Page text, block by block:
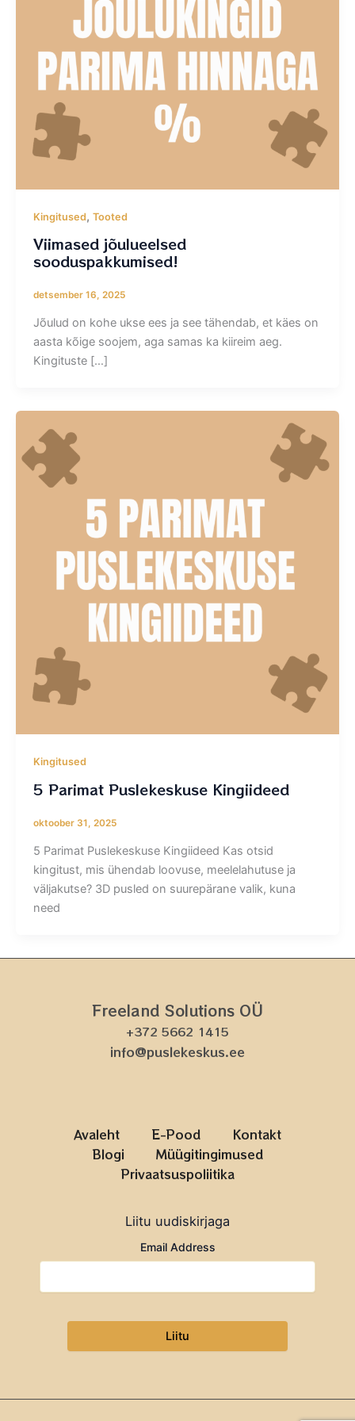
Kingitused, Tooted
Viimased jõulueelsed
sooduspakkumised!
detsember 16, 2025
Jõulud on kohe ukse ees ja see tähendab, et käes on
aasta kõige soojem, aga samas ka kiireim aeg.
Kingituste […]
Kingitused
5 Parimat Puslekeskuse Kingiideed
oktoober 31, 2025
5 Parimat Puslekeskuse Kingiideed Kas otsid
kingitust, mis ühendab loovuse, meelelahutuse ja
väljakutse? 3D pusled on suurepärane valik, kuna
need
Freeland Solutions OÜ
+372 5662 1415
info@puslekeskus.ee
Avaleht E-Pood
Kontakt
Blogi
Müügitingimused
Privaatsuspoliitika
Liitu uudiskirjaga
Email Address